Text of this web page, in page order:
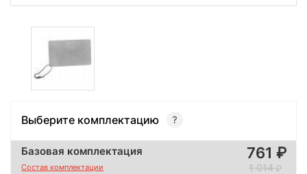
Выберите комплектацию
Базовая комплектация
Состав комплектации
761
1 014